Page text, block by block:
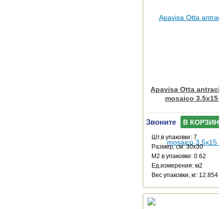
Apavisa Otta
mosaico 3.5x15
Звоните В КОРЗИНУ
Шт.в упаковке: 7
Размер, см: 30x30
М2 в упаковке: 0.62
Ед.измерения: м2
Веc упаковки, кг: 12.854